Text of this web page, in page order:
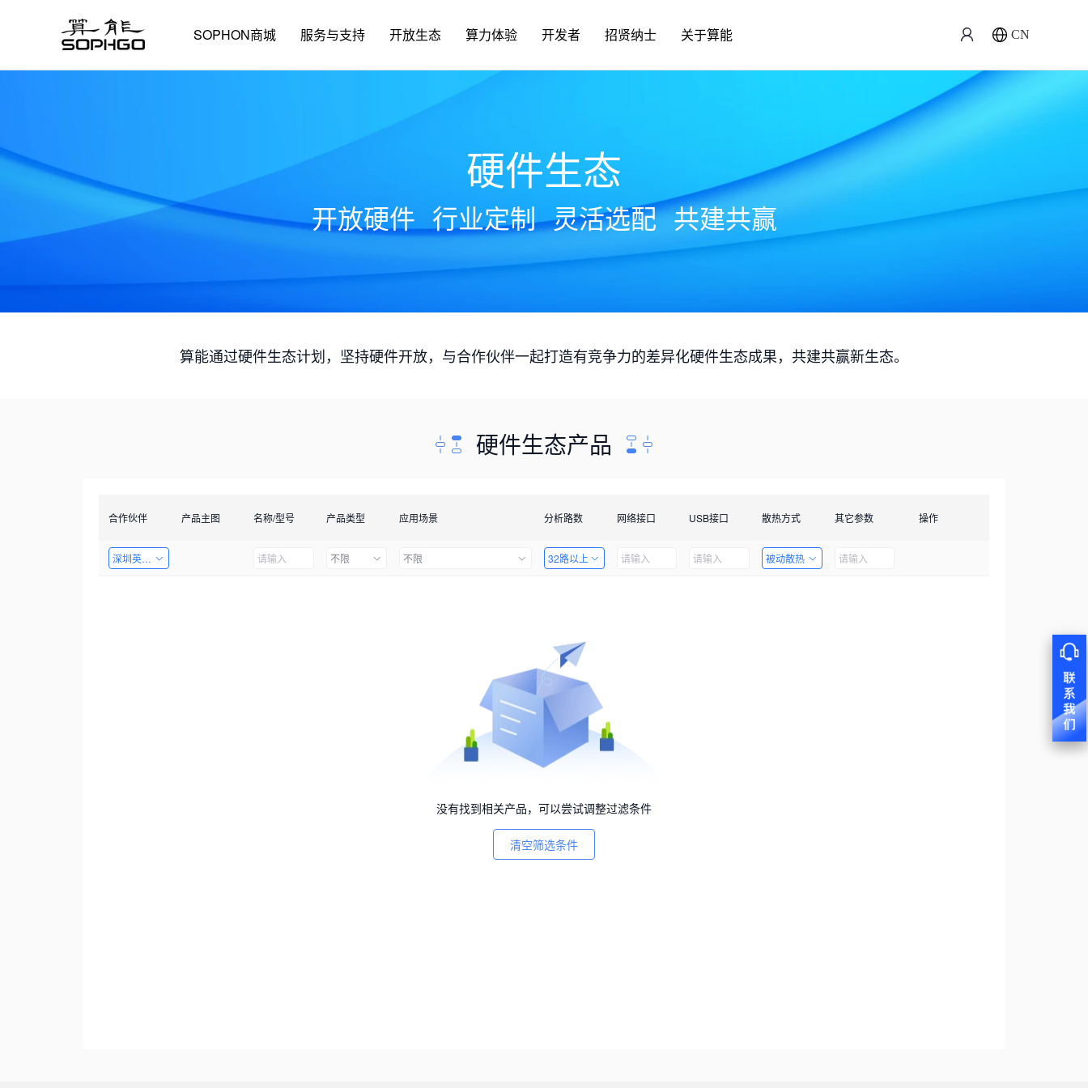
SOPHON商城 服务与支持 开放生态 算力体验 开发者 招贤纳士 关于算能 CN
硬件生态
开放硬件 行业定制 灵活选配 共建共赢
算能通过硬件生态计划，坚持硬件开放，与合作伙伴一起打造有竞争力的差异化硬件生态成果，共建共赢新生态。
硬件生态产品
合作伙伴 产品主图 名称/型号 产品类型 应用场景 分析路数 网络接口 USB接口 散热方式 其它参数 操作
深圳英飞拓科技股份有限公司 不限 不限 32路以上 被动散热
没有找到相关产品，可以尝试调整过滤条件
清空筛选条件